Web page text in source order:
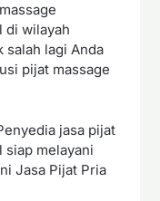
di wilayah
salah lagi Anda
pijat massage
jasa pijat
siap melayani
Jasa Pijat Pria